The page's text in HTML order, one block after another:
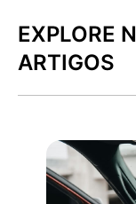
EXPLORE
ARTIGOS